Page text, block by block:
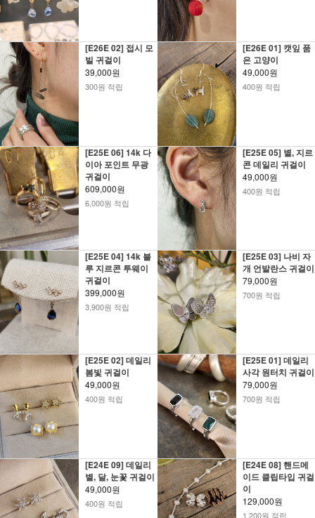
[E26E 02] 접시 모
빌 귀걸이
39,000원
300원 적립
[E26E 01] 캣잎 품
은 고양이
49,000원
400원 적립
[E25E 06] 14k 다
이아 포인트 무광
귀걸이
609,000원
6,000원 적립
[E25E 05] 별, 지르
콘 데일리 귀걸이
49,000원
400원 적립
[E25E 04] 14k 블
루 지르콘 투웨이
귀걸이
399,000원
3,900원 적립
[E25E 03] 나비 자
개 언발란스 귀걸이
79,000원
700원 적립
[E25E 02] 데일리
봄빛 귀걸이
49,000원
400원 적립
[E25E 01] 데일리
사각 원터치 귀걸이
79,000원
700원 적립
[E24E 09] 데일리
별, 달, 눈꽃 귀걸이
49,000원
400원 적립
[E24E 08] 핸드메
이드 클립타입 귀걸
이
129,000원
1,200원 적립